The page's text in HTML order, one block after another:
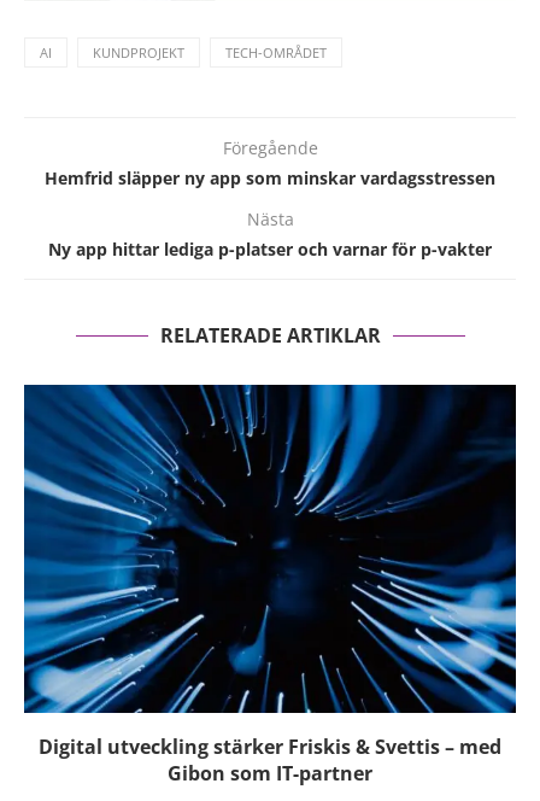
AI KUNDPROJEKT TECH-OMRÅDET
Föregående
Hemfrid släpper ny app som minskar vardagsstressen
Nästa
Ny app hittar lediga p-platser och varnar för p-vakter
RELATERADE ARTIKLAR
Digital utveckling stärker Friskis & Svettis – med
Gibon som IT-partner